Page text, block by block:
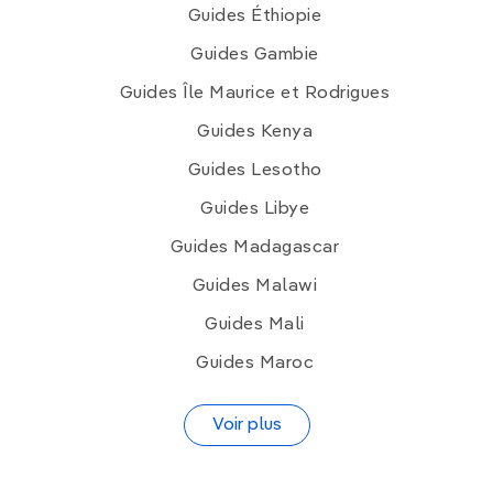
Guides Éthiopie
Guides Gambie
Guides Île Maurice et Rodrigues
Guides Kenya
Guides Lesotho
Guides Libye
Guides Madagascar
Guides Malawi
Guides Mali
Guides Maroc
Voir plus